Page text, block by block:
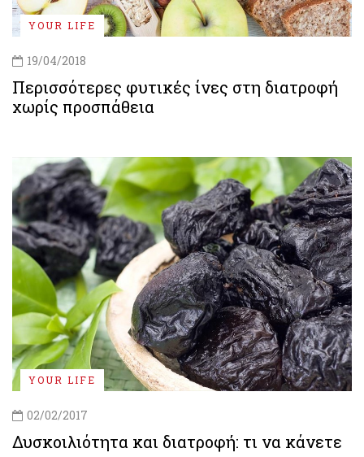
YOUR LIFE
19/04/2018
Περισσότερες φυτικές ίνες στη διατροφή
χωρίς προσπάθεια
YOUR LIFE
02/02/2017
Δυσκοιλιότητα και διατροφή: τι να κάνετε